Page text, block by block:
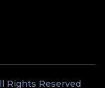
Rights Reserved